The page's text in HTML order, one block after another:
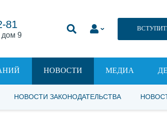
81
дом 9
НОВОСТИ МЕДИА
НОВОСТИ ЗАКОНОДАТЕЛЬСТВА